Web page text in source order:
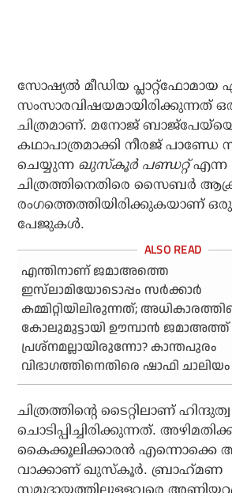
സോഷ്യല്‍ മീഡിയ
സംസാരവിഷയമായിരിക്കുന്നത്
ചിത്രമാണ്. മനോജ് ബാജ്‌പേയ്‌യെ
കഥാപാത്രമാക്കി നീരജ് പാണ്ഡേ
ചെയ്യുന്ന ഖുസ്‌കൂര്‍ പണ്ഡറ്റ്എന്ന
ചിത്രത്തിനെതിരെ സൈബര്‍
രംഗത്തെത്തിയിരിക്കുകയാണ്
പേജുകള്‍.
എന്തിനാണ് ജമാഅത്തെ
ഇസ്‌ലാമിയോടൊപ്പം സര്‍ക്കാര്‍
കമ്മിറ്റിയിലിരുന്നത്;
കോലുമുട്ടായി ഊമ്പാന്‍ ജമാഅത്ത്
പ്രശ്‌നമല്ലായിരുന്നോ? കാന്തപുരം
വിഭാഗത്തിനെതിരെ ഷാഫി ചാലിയം
ചിത്രത്തിന്റെ ടൈറ്റിലാണ്
ചൊടിപ്പിച്ചിരിക്കുന്നത്.
കൈക്കൂലിക്കാരന്‍ എന്നൊക്കെ
വാക്കാണ് ഖുസ്‌കൂര്‍. ബ്രാഹ്‌മണ
സമുദായത്തിലുള്ളവരെ